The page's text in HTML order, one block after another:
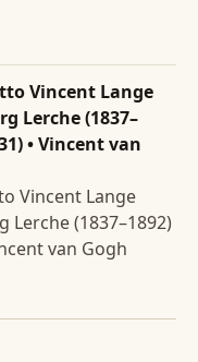
Vincent Lange
Lerche (1837–
• Vincent van
Vincent Lange
Lerche (1837–1892)
van Gogh